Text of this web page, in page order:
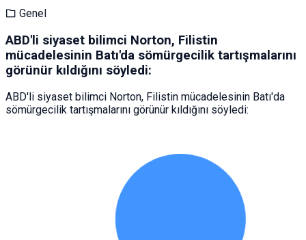
Genel
ABD'li siyaset bilimci Norton, Filistin
mücadelesinin Batı'da sömürgecilik tartışmalarını
görünür kıldığını söyledi:
ABD'li siyaset bilimci Norton, Filistin mücadelesinin Batı'da
sömürgecilik tartışmalarını görünür kıldığını söyledi: